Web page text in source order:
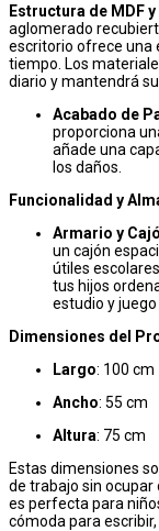
Estructura de MDF
aglomerado
escritorio ofrece una
tiempo. Los
diario y mantendrá
Acabado de
proporciona
añade una
los daños.
Funcionalidad y
Armario y
un cajón
útiles
tus hijos
estudio y juego
Dimensiones del
Largo: 100 cm
Ancho: 55 cm
Altura: 75 cm
Estas dimensiones
de trabajo sin ocupar
es perfecta para
cómoda para